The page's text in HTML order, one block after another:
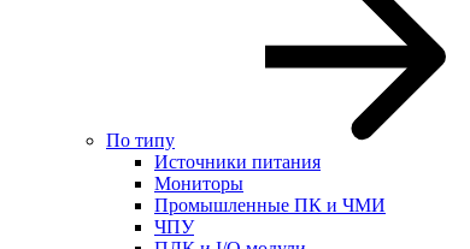
По типу
Источники питания
Мониторы
Промышленные ПК и ЧМИ
ЧПУ